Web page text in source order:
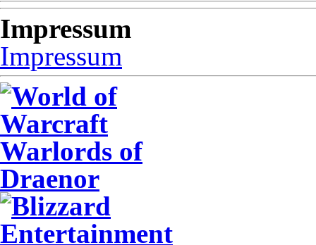
Impressum
Impressum